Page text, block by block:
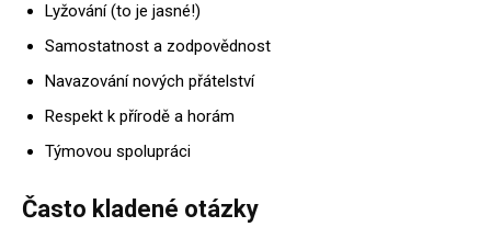
Lyžování (to je jasné!)
Samostatnost a zodpovědnost
Navazování nových přátelství
Respekt k přírodě a horám
Týmovou spolupráci
Často kladené otázky